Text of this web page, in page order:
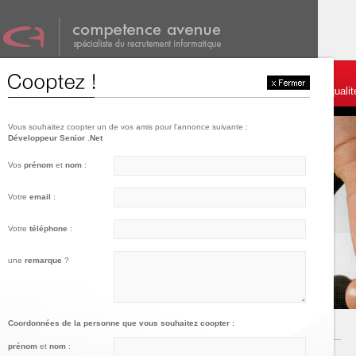
001
Témoignages et services
003
Charte de
Vous souhaitez coopter un de vos amis pour l'annonce suivante :
Développeur Senior .Net
Vos prénom et nom :
Votre email :
Votre téléphone :
une remarque ?
Coordonnées de la personne que vous souhaitez coopter :
prénom et nom :